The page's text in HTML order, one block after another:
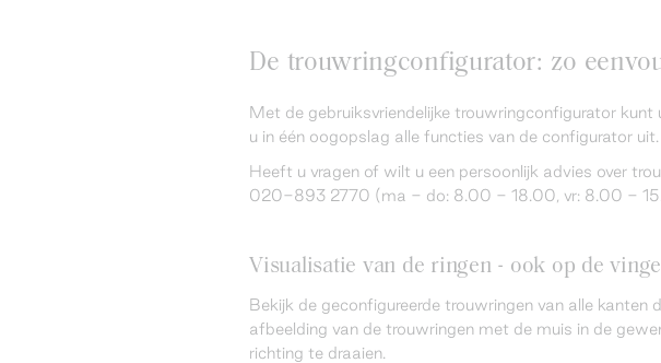
De trouwringconfigurator: zo
Met de gebruiksvriendelijke trouwringconfigurator
u in één oogopslag alle functies van de configurator uit.
Heeft u vragen of wilt u een persoonlijk advies over
020-893 2770 (ma - do: 8.00 - 18.00, vr: 8.00 -
Visualisatie van de ringen - ook op de
Bekijk de geconfigureerde trouwringen van alle kanten
afbeelding van de trouwringen met de muis in de
richting te draaien.